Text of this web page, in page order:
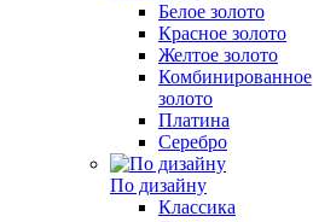
Белое золото
Красное золото
Желтое золото
Комбинированное
золото
Платина
Серебро
По дизайну
Классика